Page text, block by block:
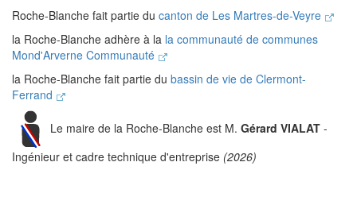
Roche-Blanche fait partie du canton de Les Martres-de-Veyre
la Roche-Blanche adhère à la la communauté de communes
Mond'Arverne Communauté
la Roche-Blanche fait partie du bassin de vie de Clermont-
Ferrand
Le maire de la Roche-Blanche est M. Gérard VIALAT -
Ingénieur et cadre technique d'entreprise (2026)